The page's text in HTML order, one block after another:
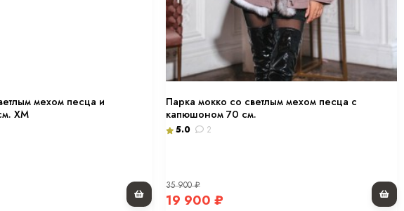
мехом песца и
ХМ
Парка мокко со светлым мехом песца с
капюшоном 70 см.
5.0 2
35 900₽
19 900 ₽